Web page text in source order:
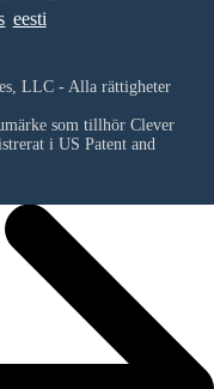
eesti
LLC - Alla rättigheter
som tillhör Clever
i US Patent and